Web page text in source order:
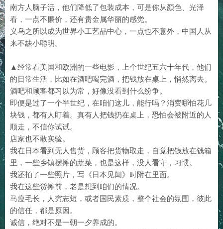
南方人脑子活，他们降低了包装成本，可是你从颜色、光泽
看，一点不廉价，还有贵金属华丽的感觉。
义乌之所以成为世界小工艺品中心，一点也不意外，中国人从
来不缺小聪明。
▲经常看美国和欧洲的一些电影，上个世纪五六十年代，他们
的日常生活，比如在酒吧喝完酒，把钱放在桌上，悄然离去。
酒吧和顾客都习以为常，好像没看到什么纷争。
即便是过了一个半世纪，在咱们这儿，能行吗？消费哪怕花几
块钱，都有人盯着。真有人把钱扔在桌上，恐怕会被附近的人
顺走，不信你试试。
店家也不敢实验。
我在日本看到无人售货，顾客把货物取走，自觉把钱放在钱箱
里，一些乡镇摆摊的蔬菜，也是这样，没人看守，习惯。
我还拍了一些照片，写《日本见闻》时附在里面。
我在这些货摊前，老是想到咱们的情况。
马瘦毛长，人穷志短，或者国民素质，整个社会的氛围，彼此
的信任，都是原因。
诚信，绝对不是一朝一夕养成的。